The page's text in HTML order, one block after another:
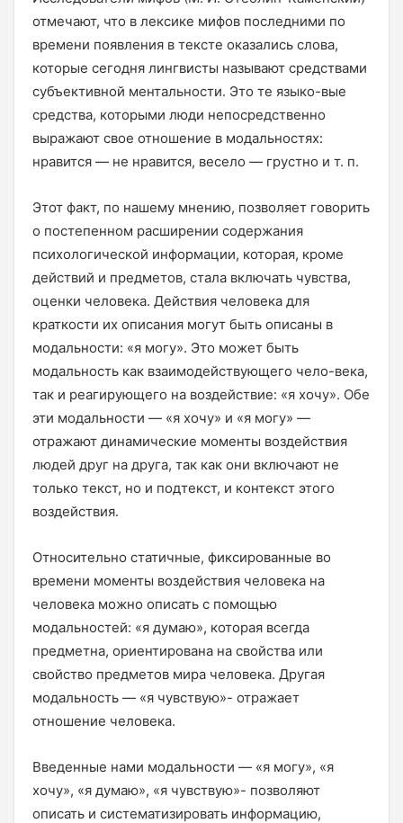
отмечают, что в лексике мифов последними по
времени появления в тексте оказались слова,
которые сегодня лингвисты называют средствами
субъективной ментальности. Это те языко-вые
средства, которыми люди непосредственно
выражают свое отношение в модальностях:
нравится — не нравится, весело — грустно и т. п.
Этот факт, по нашему мнению, позволяет говорить
о постепенном расширении содержания
психологической информации, которая, кроме
действий и предметов, стала включать чувства,
оценки человека. Действия человека для
краткости их описания могут быть описаны в
модальности: «я могу». Это может быть
модальность как взаимодействующего чело-века,
так и реагирующего на воздействие: «я хочу». Обе
эти модальности — «я хочу» и «я могу» —
отражают динамические моменты воздействия
людей друг на друга, так как они включают не
только текст, но и подтекст, и контекст этого
воздействия.
Относительно статичные, фиксированные во
времени моменты воздействия человека на
человека можно описать с помощью
модальностей: «я думаю», которая всегда
предметна, ориентирована на свойства или
свойство предметов мира человека. Другая
модальность — «я чувствую»- отражает
отношение человека.
Введенные нами модальности — «я могу», «я
хочу», «я думаю», «я чувствую»- позволяют
описать и систематизировать информацию,